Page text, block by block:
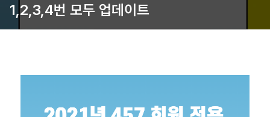
1,2,3,4번 모두 업데이트